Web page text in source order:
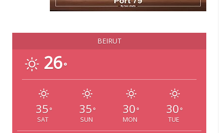
BEIRUT
26°
35 °
SAT
35 °
SUN
30 °
MON
30 °
TUE